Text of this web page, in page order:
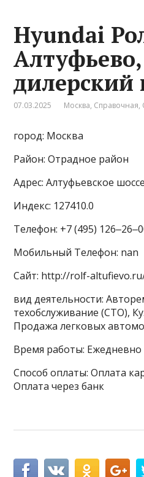
Hyundai
Алтуфьево,
дилерский
07.03.2025 Москва, Справочная,
город: Москва
Район: Отрадное район
Адрес: Алтуфьевское
Индекс: 127410.0
Телефон: +7 (495)
Мобильный Телефон: nan
Сайт: http://rolf-
вид деятельности:
техобслуживание (СТО),
Продажа легковых
Время работы: Ежедневно
Способ оплаты: Оплата
Оплата через банк